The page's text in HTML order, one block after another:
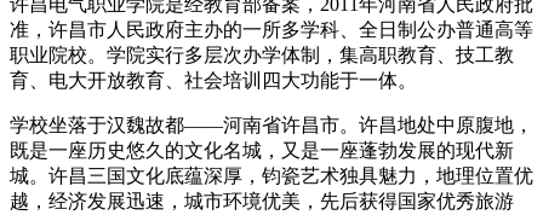
许昌电气职业学院是经教育部备案，2011年河南省人民政府批
准，许昌市人民政府主办的一所多学科、全日制公办普通高等
职业院校。学院实行多层次办学体制，集高职教育、技工教
育、电大开放教育、社会培训四大功能于一体。
学校坐落于汉魏故都——河南省许昌市。许昌地处中原腹地，
既是一座历史悠久的文化名城，又是一座蓬勃发展的现代新
城。许昌三国文化底蕴深厚，钧瓷艺术独具魅力，地理位置优
越，经济发展迅速，城市环境优美，先后获得国家优秀旅游